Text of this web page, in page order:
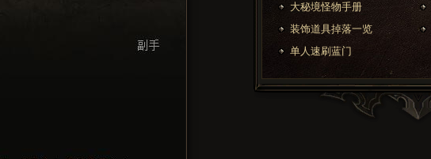
大秘境怪物手册
装饰道具掉落一览
单人速刷蓝门